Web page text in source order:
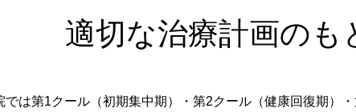
適切な治療計画のも
では第1クール（初期集中期）・第2クール（健康回復期）